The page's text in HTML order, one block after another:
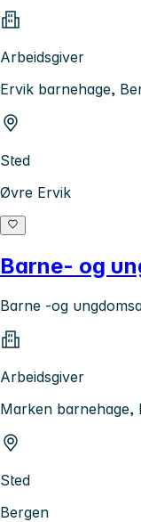
Arbeidsgiver
Ervik barnehage,
Sted
Øvre Ervik
Barne- og
Barne -og
Arbeidsgiver
Marken barnehage,
Sted
Bergen